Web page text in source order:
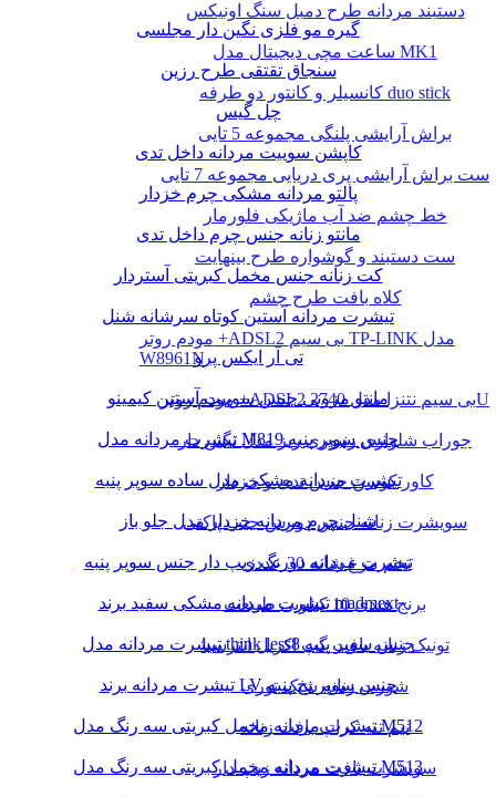
دستبند مردانه طرح دمبل سنگ اونیکس
ساعت مچی دیجیتال مدل MK1
کانسیلر و کانتور دو طرفه duo stick
براش آرایشی پلنگی مجموعه 5 تایی
ست براش آرایشی پری دریایی مجموعه 7 تایی
خط چشم ضد آب ماژیکی فلورمار
ست دستبند و گوشواره طرح بینهایت
کلاه بافت طرح چشم
مودم روتر +ADSL2 بی سیم TP-LINK مدل
W8961N
مودم روتر +ADSL2 بی سیم نتنزا مدل 2740U
جوراب شلواری زنبوری ریز مدل نگین دار
کاور کوسن جنس تدی و خزدار
سویشرت زنانه جنس دورس جیب پاکتی
تخم مرغ شانه 30 عددی
برنج هندی 10 کیلویی طبیعت
تونیک زنانه بافت گپ اکریل انترسیا
شورت زنانه شیک توری
نیم تنه کراپ بافت زنانه
سویشرت بافت مردانه زیپ دار
گیره مو فلزی نگین دار مجلسی
سنجاق تقتقی طرح رزین
چل گیس
کاپشن سوییت مردانه داخل تدی
پالتو مردانه مشکی چرم خزدار
مانتو زنانه جنس چرم داخل تدی
کت زنانه جنس مخمل کبریتی آستردار
تیشرت مردانه آستین کوتاه سرشانه شنل
تی آر ایکس پرو
مانتو مزونی جنس سوییت آستین کیمینو
تیشرت مردانه مدل M819 جنس سوپر پنبه
تیشرت مردانه مشکی مدل ساده سوپر پنبه
شنل چرم مردانه خزدار مدل جلو باز
تیشرت مردانه دورنگ زیپ دار جنس سوپر پنبه
تیشرت مردانه مشکی سفید برند madmext
تیشرت مردانه مدل think less8 جنس سوپر پنبه
تیشرت مردانه برند LV جنس سوپر نخ پنبه
تیشرت مردانه مخمل کبریتی سه رنگ مدل M512
تیشرت مردانه مخمل کبریتی سه رنگ مدل M513